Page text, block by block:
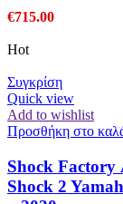
€715.00
Hot
Συγκρίση
Quick view
Add to wishlist
Προσθήκη στο
Shock Factory
Shock 2